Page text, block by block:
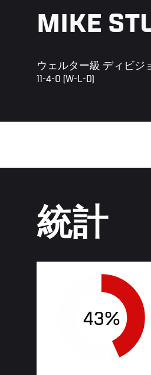
MIKE
ウェルター級 ディビジ
11-4-0 (W-L-D)
統計
43%